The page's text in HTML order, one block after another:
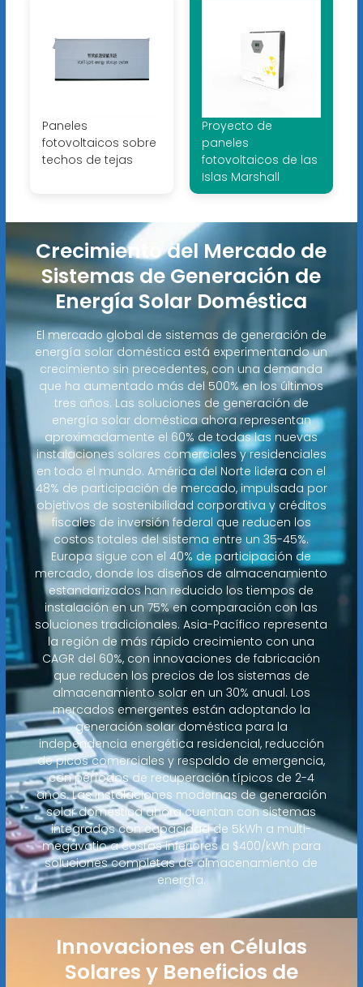
Paneles
fotovoltaicos sobre
techos de tejas
Proyecto de
paneles
fotovoltaicos de las
Islas Marshall
Crecimiento del Mercado de
Sistemas de Generación de
Energía Solar Doméstica
El mercado global de sistemas de generación de
energía solar doméstica está experimentando un
crecimiento sin precedentes, con una demanda
que ha aumentado más del 500% en los últimos
tres años. Las soluciones de generación de
energía solar doméstica ahora representan
aproximadamente el 60% de todas las nuevas
instalaciones solares comerciales y residenciales
en todo el mundo. América del Norte lidera con el
48% de participación de mercado, impulsada por
objetivos de sostenibilidad corporativa y créditos
fiscales de inversión federal que reducen los
costos totales del sistema entre un 35-45%.
Europa sigue con el 40% de participación de
mercado, donde los diseños de almacenamiento
estandarizados han reducido los tiempos de
instalación en un 75% en comparación con las
soluciones tradicionales. Asia-Pacífico representa
la región de más rápido crecimiento con una
CAGR del 60%, con innovaciones de fabricación
que reducen los precios de los sistemas de
almacenamiento solar en un 30% anual. Los
mercados emergentes están adoptando la
generación solar doméstica para la
independencia energética residencial, reducción
de picos comerciales y respaldo de emergencia,
con períodos de recuperación típicos de 2-4
años. Las instalaciones modernas de generación
solar doméstica ahora cuentan con sistemas
integrados con capacidad de 5kWh a multi-
megavatio a costos inferiores a $400/kWh para
soluciones completas de almacenamiento de
energía.
Innovaciones en Células
Solares y Beneficios de